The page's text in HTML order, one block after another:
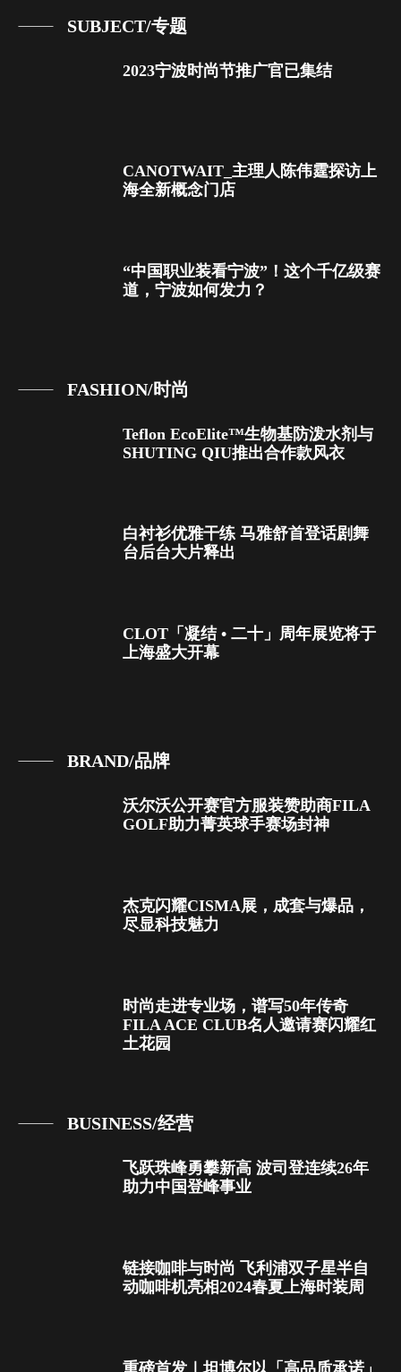
SUBJECT/专题
2023宁波时尚节推广官已集结
CANOTWAIT_主理人陈伟霆探访上
海全新概念门店
“中国职业装看宁波”！这个千亿级赛
道，宁波如何发力？
FASHION/时尚
Teflon EcoElite™生物基防泼水剂与
SHUTING QIU推出合作款风衣
白衬衫优雅干练 马雅舒首登话剧舞
台后台大片释出
CLOT「凝结 • 二十」周年展览将于
上海盛大开幕
BRAND/品牌
沃尔沃公开赛官方服装赞助商FILA
GOLF助力菁英球手赛场封神
杰克闪耀CISMA展，成套与爆品，
尽显科技魅力
时尚走进专业场，谱写50年传奇
FILA ACE CLUB名人邀请赛闪耀红
土花园
BUSINESS/经营
飞跃珠峰勇攀新高 波司登连续26年
助力中国登峰事业
链接咖啡与时尚 飞利浦双子星半自
动咖啡机亮相2024春夏上海时装周
重磅首发｜坦博尔以「高品质承诺」